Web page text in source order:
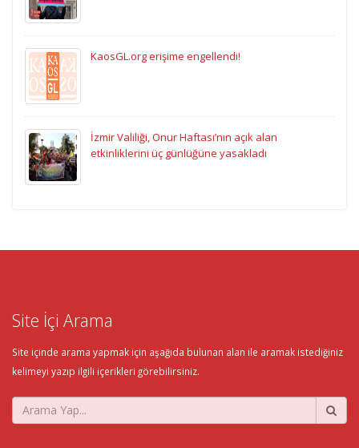
KaosGL.org erişime engellendi!
İzmir Valiliği, Onur Haftası’nın açık alan
etkinliklerini üç günlüğüne yasakladı
Site İçi Arama
Site içinde arama yapmak için aşağıda bulunan alan ile aramak istediğiniz
kelimeyi yazıp ilgili içerikleri görebilirsiniz.